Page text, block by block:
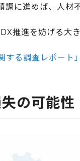
に進めば、人材
推進を妨げる大
る調査レポート」
の可能